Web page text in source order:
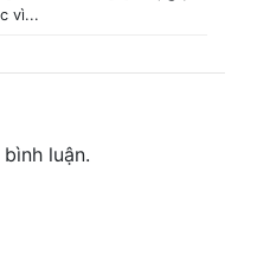
vì...
luận.